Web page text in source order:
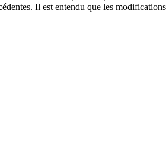
Il est entendu que les